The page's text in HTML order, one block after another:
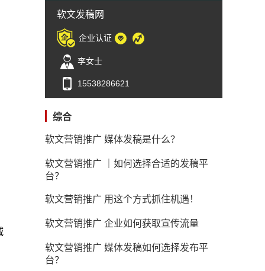
软文发稿网
企业认证
李女士
15538286621
综合
软文营销推广 媒体发稿是什么？
软文营销推广 ｜如何选择合适的发稿平
台？
软文营销推广 用这个方式抓住机遇！
软文营销推广 企业如何获取宣传流量
软文营销推广 媒体发稿如何选择发布平
台？